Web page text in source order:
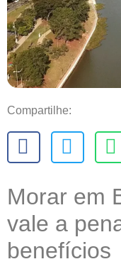
Compartilhe:
Morar em
vale a
benefícios